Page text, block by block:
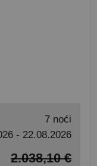
7 noći
- 22.08.2026
2.038,10 €